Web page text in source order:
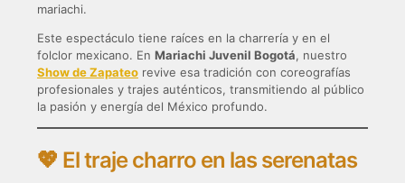
mariachi.
Este espectáculo tiene raíces en la charrería y en el
folclor mexicano. En Mariachi Juvenil Bogotá, nuestro
Show de Zapateo revive esa tradición con coreografías
profesionales y trajes auténticos, transmitiendo al público
la pasión y energía del México profundo.
💖 El traje charro en las serenatas